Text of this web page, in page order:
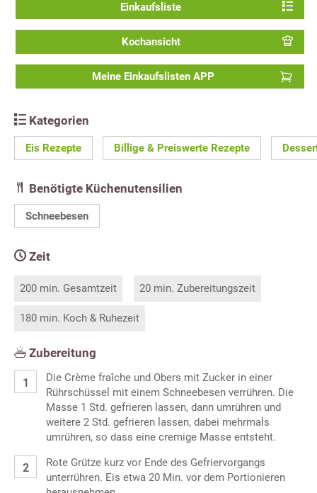
Einkaufsliste
Kochansicht
Meine Einkaufslisten APP
Kategorien
Eis Rezepte Billige & Preiswerte Rezepte
Benötigte Küchenutensilien
Schneebesen
Zeit
200 min. Gesamtzeit 20 min. Zubereitungszeit
180 min. Koch & Ruhezeit
Zubereitung
Die Crème fraîche und Obers mit Zucker in einer
Rührschüssel mit einem Schneebesen verrühren. Die
Masse 1 Std. gefrieren lassen, dann umrühren und
weitere 2 Std. gefrieren lassen, dabei mehrmals
umrühren, so dass eine cremige Masse entsteht.
Rote Grütze kurz vor Ende des Gefriervorgangs
unterrühren. Eis etwa 20 Min. vor dem Portionieren